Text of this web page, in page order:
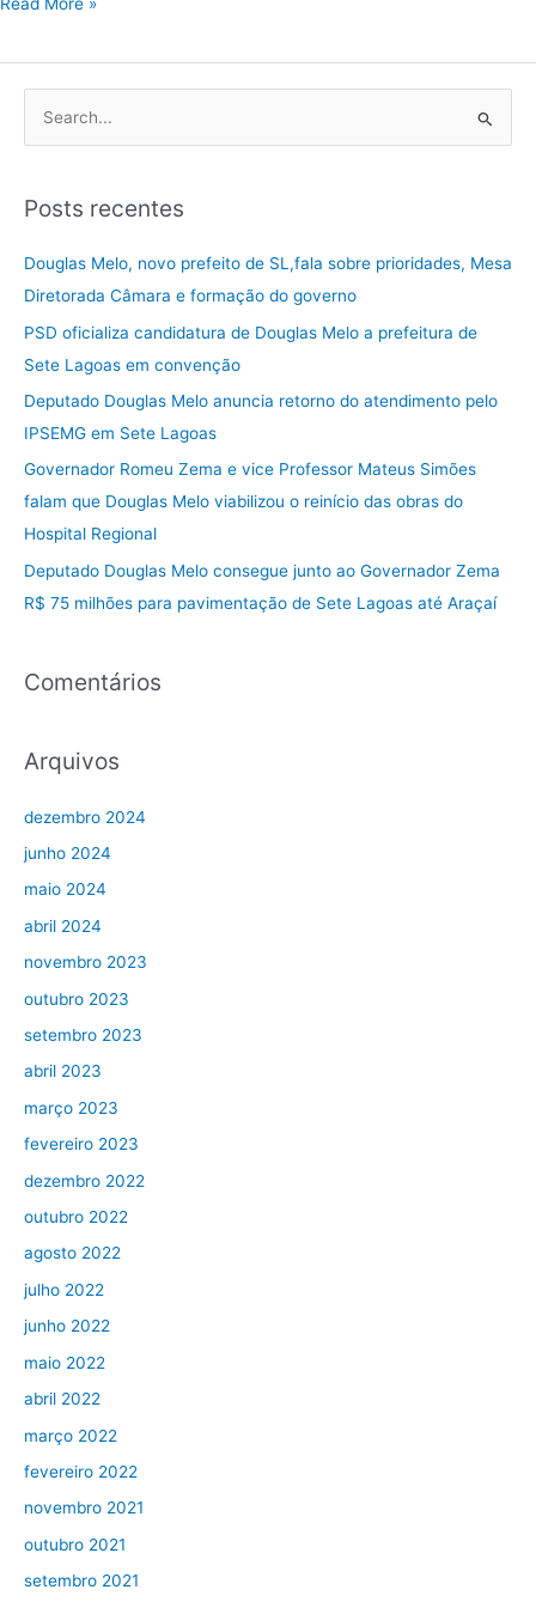
q
p
o
r
:
Posts recentes
Douglas Melo, novo prefeito de SL,fala sobre prioridades, Mesa
Diretorada Câmara e formação do governo
PSD oficializa candidatura de Douglas Melo a prefeitura de
Sete Lagoas em convenção
Deputado Douglas Melo anuncia retorno do atendimento pelo
IPSEMG em Sete Lagoas
Governador Romeu Zema e vice Professor Mateus Simões
falam que Douglas Melo viabilizou o reinício das obras do
Hospital Regional
Deputado Douglas Melo consegue junto ao Governador Zema
R$ 75 milhões para pavimentação de Sete Lagoas até Araçaí
Comentários
Arquivos
dezembro 2024
junho 2024
maio 2024
abril 2024
novembro 2023
outubro 2023
setembro 2023
abril 2023
março 2023
fevereiro 2023
dezembro 2022
outubro 2022
agosto 2022
julho 2022
junho 2022
maio 2022
abril 2022
março 2022
fevereiro 2022
novembro 2021
outubro 2021
setembro 2021